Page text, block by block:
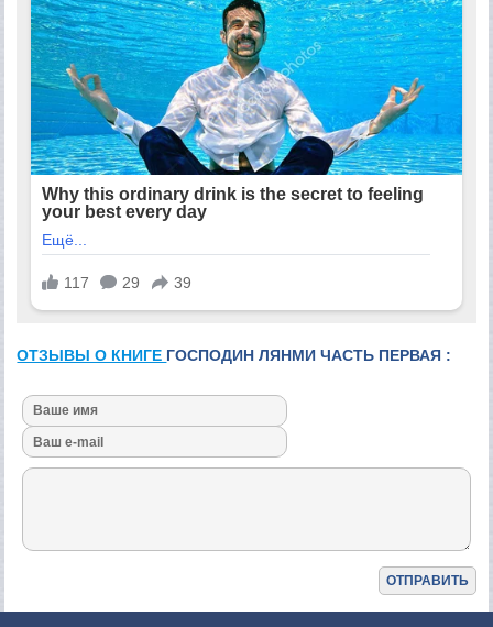
ОТЗЫВЫ О КНИГЕ ГОСПОДИН ЛЯНМИ ЧАСТЬ ПЕРВАЯ :